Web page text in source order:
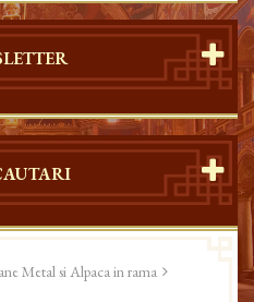
Metal si Alpaca in rama